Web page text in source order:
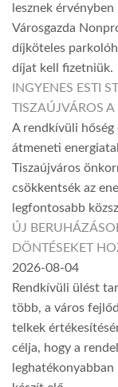
lesznek
Városgazda
díjköteles
díjat kell fizetniük.
INGYENES ESTI
TISZAÚJVÁROS A
A rendkívüli hőség
átmeneti
Tiszaújváros
csökkentsék az
legfontosabb
ÚJ
DÖNTÉSEKET
2026-08-04
Rendkívüli ülést
több, a város
telkek
célja, hogy a